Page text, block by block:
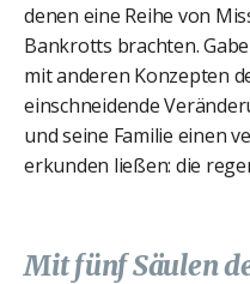
denen eine Reihe von
Bankrotts brachten.
mit anderen Konzepten
einschneidende
und seine Familie einen
erkunden ließen: die
Mit fünf Säulen